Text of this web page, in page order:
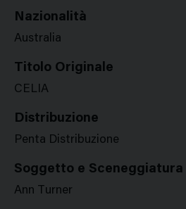
Nazionalità
Australia
Titolo Originale
CELIA
Distribuzione
Penta Distribuzione
Soggetto e Sceneggiatura
Ann Turner